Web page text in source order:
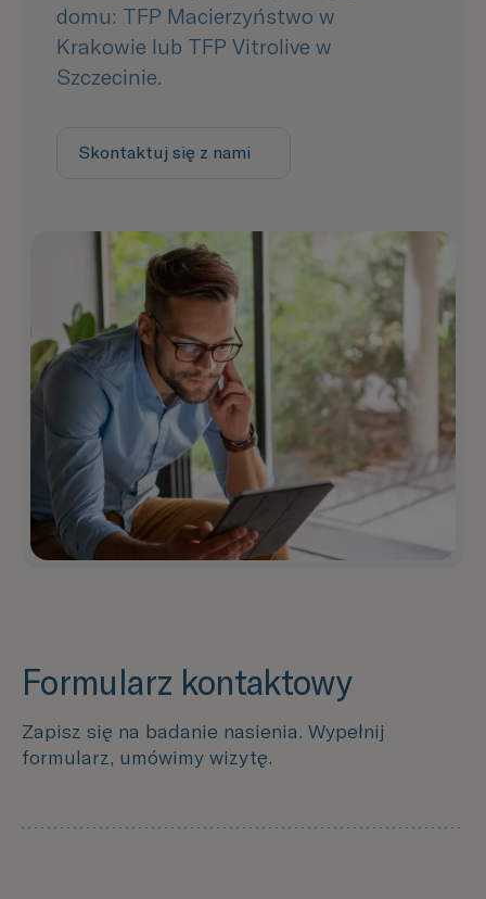
domu: TFP Macierzyństwo w
Krakowie lub TFP Vitrolive w
Szczecinie.
Skontaktuj się z nami
Formularz kontaktowy
Zapisz się na badanie nasienia. Wypełnij
formularz, umówimy wizytę.